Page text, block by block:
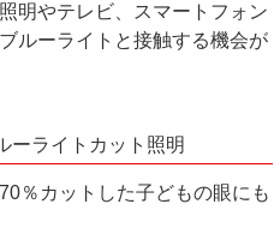
明やテレビ、スマートフォン
ルーライトと接触する機会が
ーライトカット照明
％カットした子どもの眼にも